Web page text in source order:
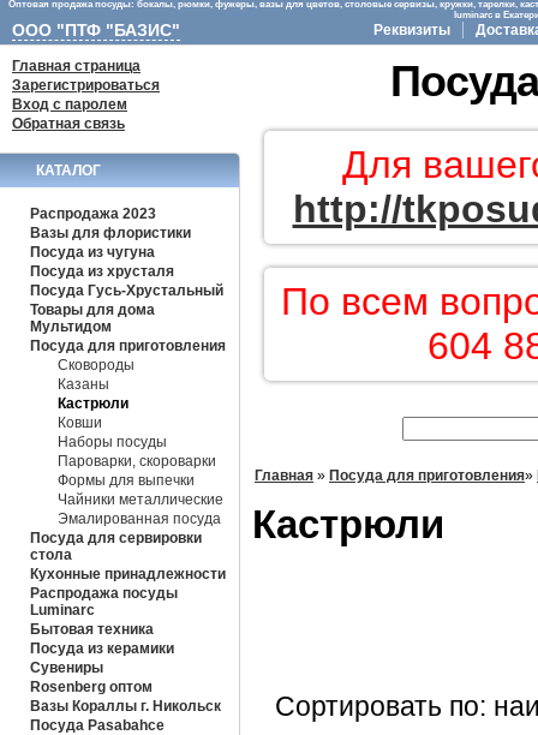
Оптовая продажа посуды: бокалы, рюмки, фужеры, вазы для цветов, столовые сервизы, кружки, тарелки,
luminarc в
ООО "ПТФ "БАЗИС" Реквизиты
Главная страница
Зарегистрироваться
Вход с паролем
Обратная связь
КАТАЛОГ
Распродажа 2023
Вазы для флористики
Посуда из чугуна
Посуда из хрусталя
Посуда Гусь-Хрустальный
Товары для дома
Мультидом
Посуда для приготовления
Сковороды
Казаны
Кастрюли
Ковши
Наборы посуды
Пароварки, скороварки
Формы для выпечки
Чайники металлические
Эмалированная посуда
Посуда для сервировки
стола
Кухонные принадлежности
Распродажа посуды
Luminarc
Бытовая техника
Посуда из керамики
Сувениры
Rosenberg оптом
Вазы Кораллы г. Никольск
Посуда Pasabahce
Для
http://
По всем
604
Главная » Посуда для приготовления»
Кастрюли
Сортировать по: